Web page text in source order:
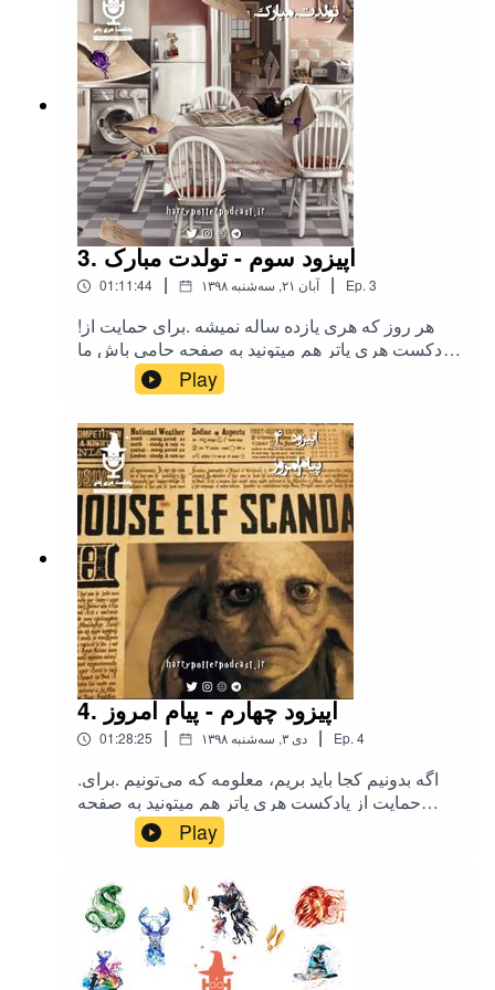
3. اپیزود سوم - تولدت مبارک
01:11:44 | ۱۳۹۸ آبان ۲۱, سه‌شنبه | Ep. 3
!هر روز که هری یازده ساله نمیشه .برای حمایت از
پادکست هری پاتر هم میتونید به صفحه حامی باش ما
یه سری بزنید hamibash.com/harrypotterpodcast
هری پاتر در تلگرام t.me/harrypotterpodcast هری
پاتر در توییتر twitter.com/hpotterpodcast هری پاتر در
اینستاگرام instagram.com/harrypotter.podcast
Play
4. اپیزود چهارم - پیام امروز
01:28:25 | ۱۳۹۸ دی ۳, سه‌شنبه | Ep. 4
.اگه بدونیم کجا باید بریم، معلومه که می‌تونیم .برای
حمایت از پادکست هری پاتر هم میتونید به صفحه
حامی باش ما یه سری بزنید
hamibash.com/harrypotterpodcast هری پاتر در
twitter.com/hpotterpodcast هری پاتر در اینستاگرام
instagram.com/harrypotter.podcast
Play